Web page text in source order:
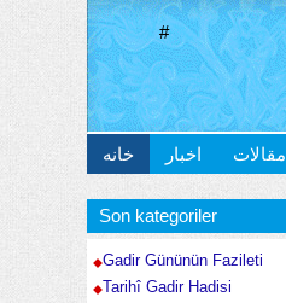
#
خانه اخبار مقالات
Son kategoriler
Gadir Gününün Fazileti
Tarihî Gadir Hadisi